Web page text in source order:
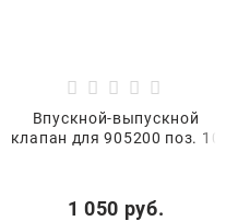
Впускной-выпускной
клапан для 905200 поз. 10
1 050 руб.